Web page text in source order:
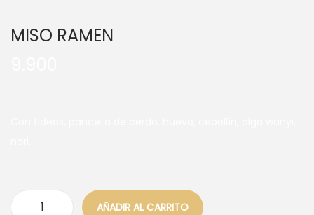
MISO RAMEN
AÑADIR AL CARRITO